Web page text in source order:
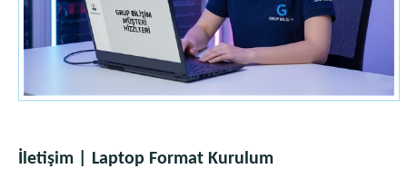
İletişim | Laptop Format Kurulum